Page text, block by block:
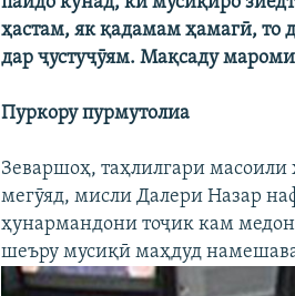
ҳастам, як қадамам ҳамагӣ, то
дар ҷустуҷӯям. Мақсаду
Пуркору пурмутолиа
Зеваршоҳ, таҳлилгари
мегӯяд, мисли Далери Назар
ҳунармандони тоҷик кам
шеъру мусиқӣ маҳдуд